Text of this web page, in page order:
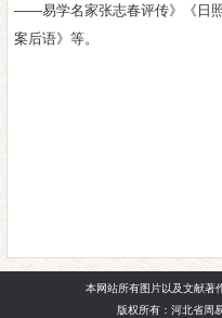
——易学名家张志春评传》《日
案后语》等。
本网站所有图片以及文献著
版权所有：河北省